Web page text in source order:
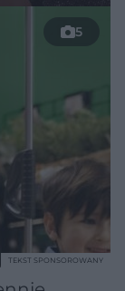
5
TEKST SPONSOROWANY